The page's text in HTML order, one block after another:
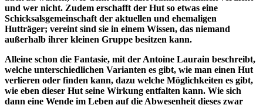
und wer nicht. Zudem erschafft der Hut so etwas eine
Schicksalsgemeinschaft der aktuellen und ehemaligen
Hutträger; vereint sind sie in einem Wissen, das niemand
außerhalb ihrer kleinen Gruppe besitzen kann.
Alleine schon die Fantasie, mit der Antoine Laurain beschreibt,
welche unterschiedlichen Varianten es gibt, wie man einen Hut
verlieren oder finden kann, dazu welche Möglichkeiten es gibt,
wie eben dieser Hut seine Wirkung entfalten kann. Wie sich
dann eine Wende im Leben auf die Abwesenheit dieses zwar